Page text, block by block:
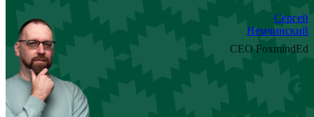
Сергей
Немчинский
CEO FoxmindEd